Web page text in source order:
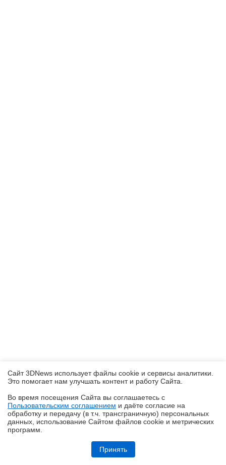
Обзор робота-уборщика Midea VCR V15 MAX ULTRA: не разменивайся
на мелочи (но не переплачивай)
Сайт 3DNews использует файлы cookie и сервисы аналитики.
Это помогает нам улучшать контент и работу Cайта.
Во время посещения Cайта вы соглашаетесь с
Пользовательским соглашением и даёте согласие на
обработку и передачу (в т.ч. трансграничную) персональных
данных, использование Cайтом файлов cookie и метрических
программ.
Принять